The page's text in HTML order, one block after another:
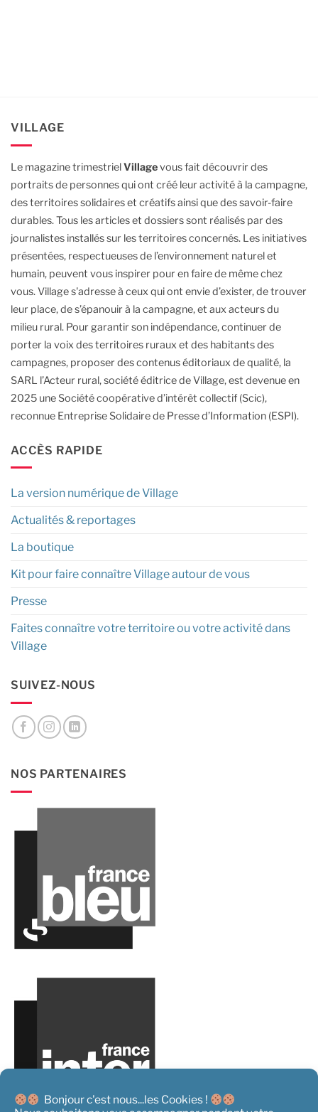
Bonjour c'est nous...les Cookies !
VILLAGE
Le magazine trimestrielVillagevous fait découvrir des
portraits de personnes qui ont créé leur activité à la campagne,
des territoires solidaires et créatifs ainsi que des savoir-faire
durables.Tous les articles et dossiers sont réalisés par des
journalistes installés sur les territoires concernés. Les initiatives
présentées, respectueuses de l’environnement naturel et
humain, peuvent vous inspirer pour en faire de même chez
vous.Village s'adresse à ceux qui ont envie d’exister, de trouver
leur place, de s’épanouir à la campagne, et aux acteurs du
milieu rural. Pour garantir son indépendance, continuer de
porter la voix des territoires ruraux et des habitants des
campagnes, proposer des contenus éditoriaux de qualité, la
SARL l’Acteur rural, société éditrice de Village, est devenue en
2025 une Société coopérative d’intérêt collectif (Scic),
reconnue Entreprise Solidaire de Presse d’Information (ESPI).
ACCÈS RAPIDE
La version numérique de Village
Actualités & reportages
La boutique
Kit pour faire connaître Village autour de vous
Presse
Faites connaître votre territoire ou votre activité dans
Village
SUIVEZ-NOUS
NOS PARTENAIRES